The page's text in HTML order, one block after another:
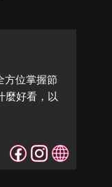
方位掌握節
麼好看，以